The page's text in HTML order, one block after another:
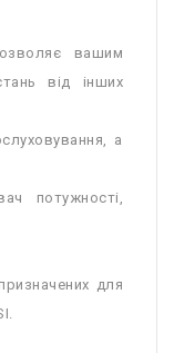
вашим
від інших
а
потужності,
для